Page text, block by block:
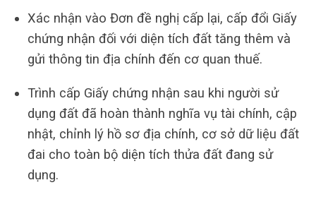
Xác nhận vào Đơn đề nghị cấp lại, cấp đổi Giấy
chứng nhận đối với diện tích đất tăng thêm và
gửi thông tin địa chính đến cơ quan thuế.
Trình cấp Giấy chứng nhận sau khi người sử
dụng đất đã hoàn thành nghĩa vụ tài chính, cập
nhật, chỉnh lý hồ sơ địa chính, cơ sở dữ liệu đất
đai cho toàn bộ diện tích thửa đất đang sử
dụng.